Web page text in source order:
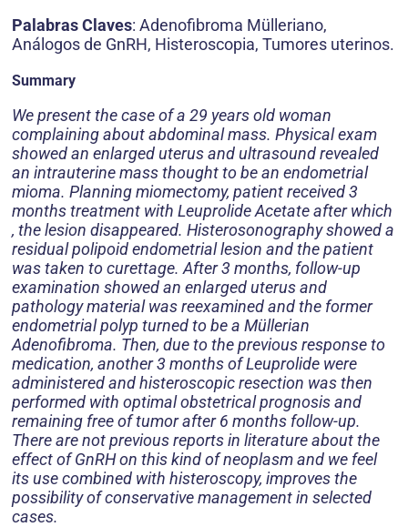
Palabras Claves: Adenofibroma Mülleriano,
Análogos de GnRH, Histeroscopia, Tumores uterinos.
Summary
We present the case of a 29 years old woman
complaining about abdominal mass. Physical exam
showed an enlarged uterus and ultrasound revealed
an intrauterine mass thought to be an endometrial
mioma. Planning miomectomy, patient received 3
months treatment with Leuprolide Acetate after which
, the lesion disappeared. Histerosonography showed a
residual polipoid endometrial lesion and the patient
was taken to curettage. After 3 months, follow-up
examination showed an enlarged uterus and
pathology material was reexamined and the former
endometrial polyp turned to be a Müllerian
Adenofibroma. Then, due to the previous response to
medication, another 3 months of Leuprolide were
administered and histeroscopic resection was then
performed with optimal obstetrical prognosis and
remaining free of tumor after 6 months follow-up.
There are not previous reports in literature about the
effect of GnRH on this kind of neoplasm and we feel
its use combined with histeroscopy, improves the
possibility of conservative management in selected
cases.